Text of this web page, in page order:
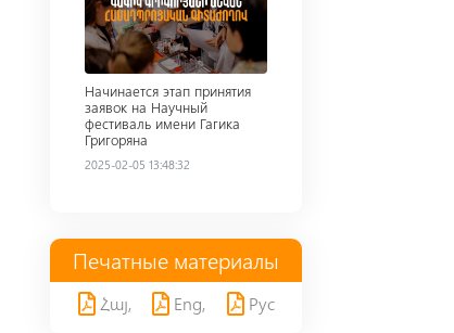
Начинается этап принятия
заявок на Научный
фестиваль имени Гагика
Григоряна
2025-02-05 13:48:32
Печатные материалы
Հայ, Eng, Рус